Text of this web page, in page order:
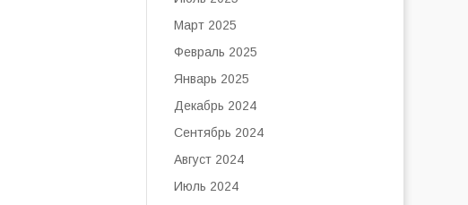
Март 2025
Февраль 2025
Январь 2025
Декабрь 2024
Сентябрь 2024
Август 2024
Июль 2024